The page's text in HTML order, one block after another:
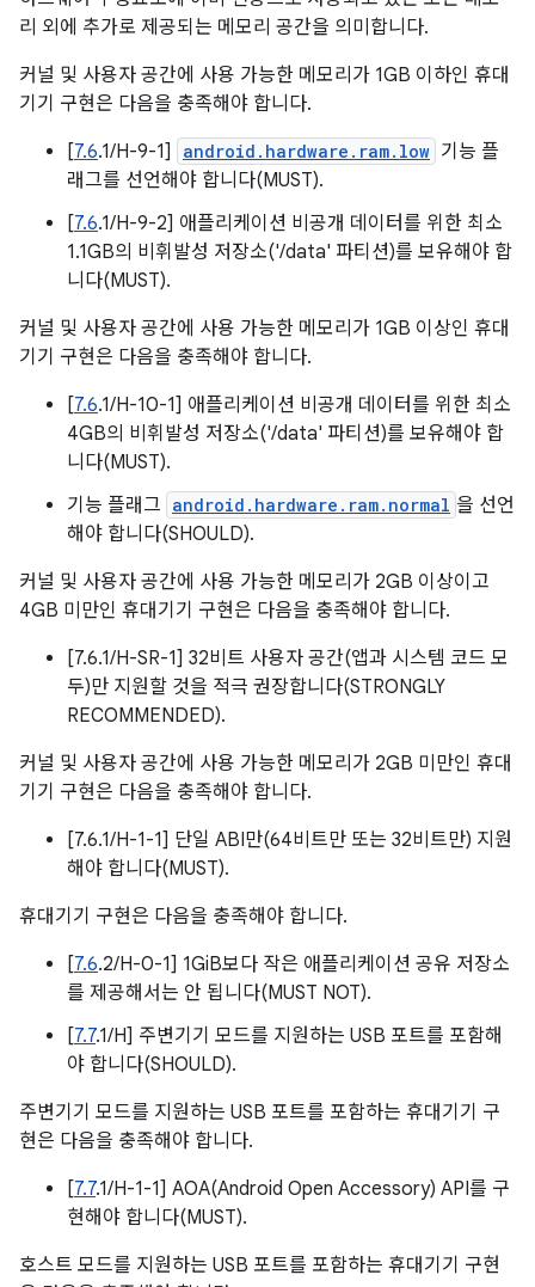
리 외에 추가로 제공되는 메모리 공간을 의미합니다.
커널 및 사용자 공간에 사용 가능한 메모리가 1GB 이하인 휴대
기기 구현은 다음을 충족해야 합니다.
[7.6.1/H-9-1] android.hardware.ram.low 기능 플
래그를 선언해야 합니다(MUST).
[7.6.1/H-9-2] 애플리케이션 비공개 데이터를 위한 최소
1.1GB의 비휘발성 저장소('/data' 파티션)를 보유해야 합
니다(MUST).
커널 및 사용자 공간에 사용 가능한 메모리가 1GB 이상인 휴대
기기 구현은 다음을 충족해야 합니다.
[7.6.1/H-10-1] 애플리케이션 비공개 데이터를 위한 최소
4GB의 비휘발성 저장소('/data' 파티션)를 보유해야 합
니다(MUST).
기능 플래그 android.hardware.ram.normal 을 선언
해야 합니다(SHOULD).
커널 및 사용자 공간에 사용 가능한 메모리가 2GB 이상이고
4GB 미만인 휴대기기 구현은 다음을 충족해야 합니다.
[7.6.1/H-SR-1] 32비트 사용자 공간(앱과 시스템 코드 모
두)만 지원할 것을 적극 권장합니다(STRONGLY
RECOMMENDED).
커널 및 사용자 공간에 사용 가능한 메모리가 2GB 미만인 휴대
기기 구현은 다음을 충족해야 합니다.
[7.6.1/H-1-1] 단일 ABI만(64비트만 또는 32비트만) 지원
해야 합니다(MUST).
휴대기기 구현은 다음을 충족해야 합니다.
[7.6.2/H-0-1] 1GiB보다 작은 애플리케이션 공유 저장소
를 제공해서는 안 됩니다(MUST NOT).
[7.7.1/H] 주변기기 모드를 지원하는 USB 포트를 포함해
야 합니다(SHOULD).
주변기기 모드를 지원하는 USB 포트를 포함하는 휴대기기 구
현은 다음을 충족해야 합니다.
[7.7.1/H-1-1] AOA(Android Open Accessory) API를 구
현해야 합니다(MUST).
호스트 모드를 지원하는 USB 포트를 포함하는 휴대기기 구현